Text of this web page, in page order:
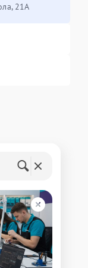
21А